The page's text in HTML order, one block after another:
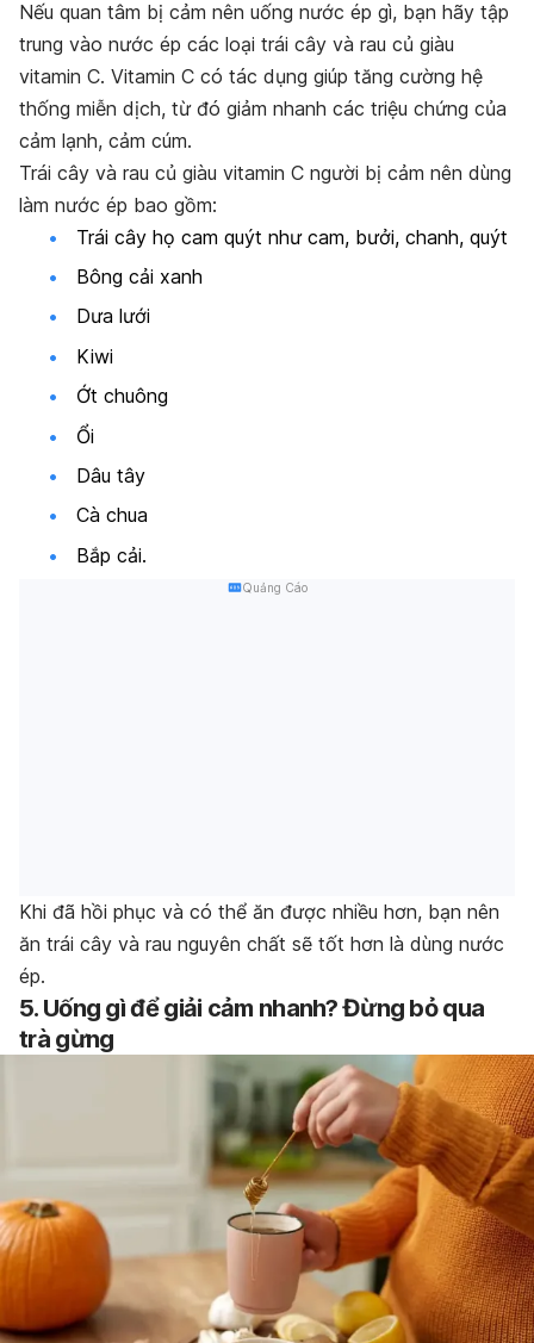
Nếu quan tâm bị cảm nên uống nước ép gì, bạn hãy tập
trung vào nước ép các loại trái cây và rau củ giàu
vitamin C. Vitamin C có tác dụng giúp tăng cường hệ
thống miễn dịch, từ đó giảm nhanh các triệu chứng của
cảm lạnh, cảm cúm.
Trái cây và rau củ giàu vitamin C người bị cảm nên dùng
làm nước ép bao gồm:
Trái cây họ cam quýt như cam, bưởi, chanh, quýt
Bông cải xanh
Dưa lưới
Kiwi
Ớt chuông
Ổi
Dâu tây
Cà chua
Bắp cải.
Quảng Cáo
Khi đã hồi phục và có thể ăn được nhiều hơn, bạn nên
ăn trái cây và rau nguyên chất sẽ tốt hơn là dùng nước
ép.
5. Uống gì để giải cảm nhanh? Đừng bỏ qua
trà gừng